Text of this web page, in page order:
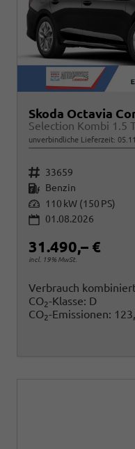
Skoda Octavia
unverbindliche Lieferzeit:
Fahrzeugnr. 33659
Kraftstoff Benzin
Leistung 110 kW (150 PS)
01.08.2026
31.490,– €
incl. 19% MwSt.
Verbrauch
CO2-Klasse: D
CO2-Emissionen: